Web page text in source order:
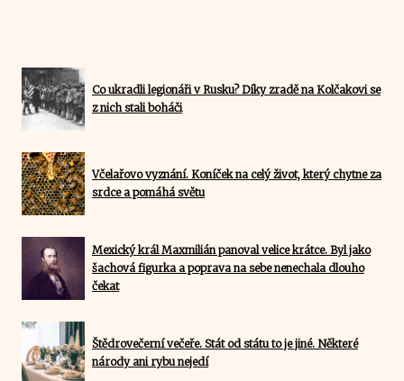
Co ukradli legionáři v Rusku? Díky zradě na Kolčakovi se
z nich stali boháči
Včelařovo vyznání. Koníček na celý život, který chytne za
srdce a pomáhá světu
Mexický král Maxmilián panoval velice krátce. Byl jako
šachová figurka a poprava na sebe nenechala dlouho
čekat
Štědrovečerní večeře. Stát od státu to je jiné. Některé
národy ani rybu nejedí